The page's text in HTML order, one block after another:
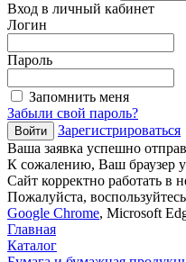
Вход в личный кабинет
Логин
Пароль
Запомнить меня
Забыли свой пароль?
Зарегистрироваться
Ваша заявка успешно
К сожалению, Ваш браузер
Сайт корректно работать в
Пожалуйста,
Google Chrome, Microsoft
Главная
Каталог